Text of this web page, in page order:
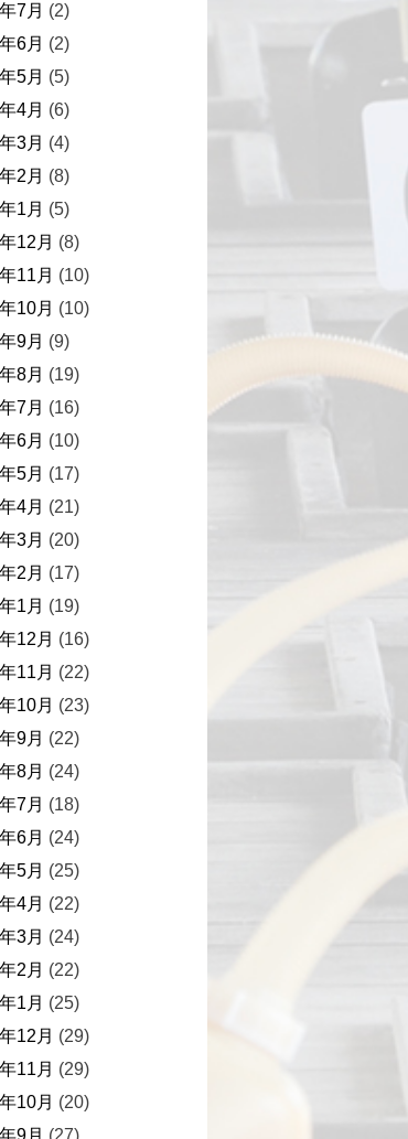
7月 (2)
6月 (2)
5月 (5)
4月 (6)
3月 (4)
2月 (8)
1月 (5)
12月 (8)
11月 (10)
10月 (10)
9月 (9)
8月 (19)
7月 (16)
6月 (10)
5月 (17)
4月 (21)
3月 (20)
2月 (17)
1月 (19)
12月 (16)
11月 (22)
10月 (23)
9月 (22)
8月 (24)
7月 (18)
6月 (24)
5月 (25)
4月 (22)
3月 (24)
2月 (22)
1月 (25)
12月 (29)
11月 (29)
10月 (20)
9月 (27)